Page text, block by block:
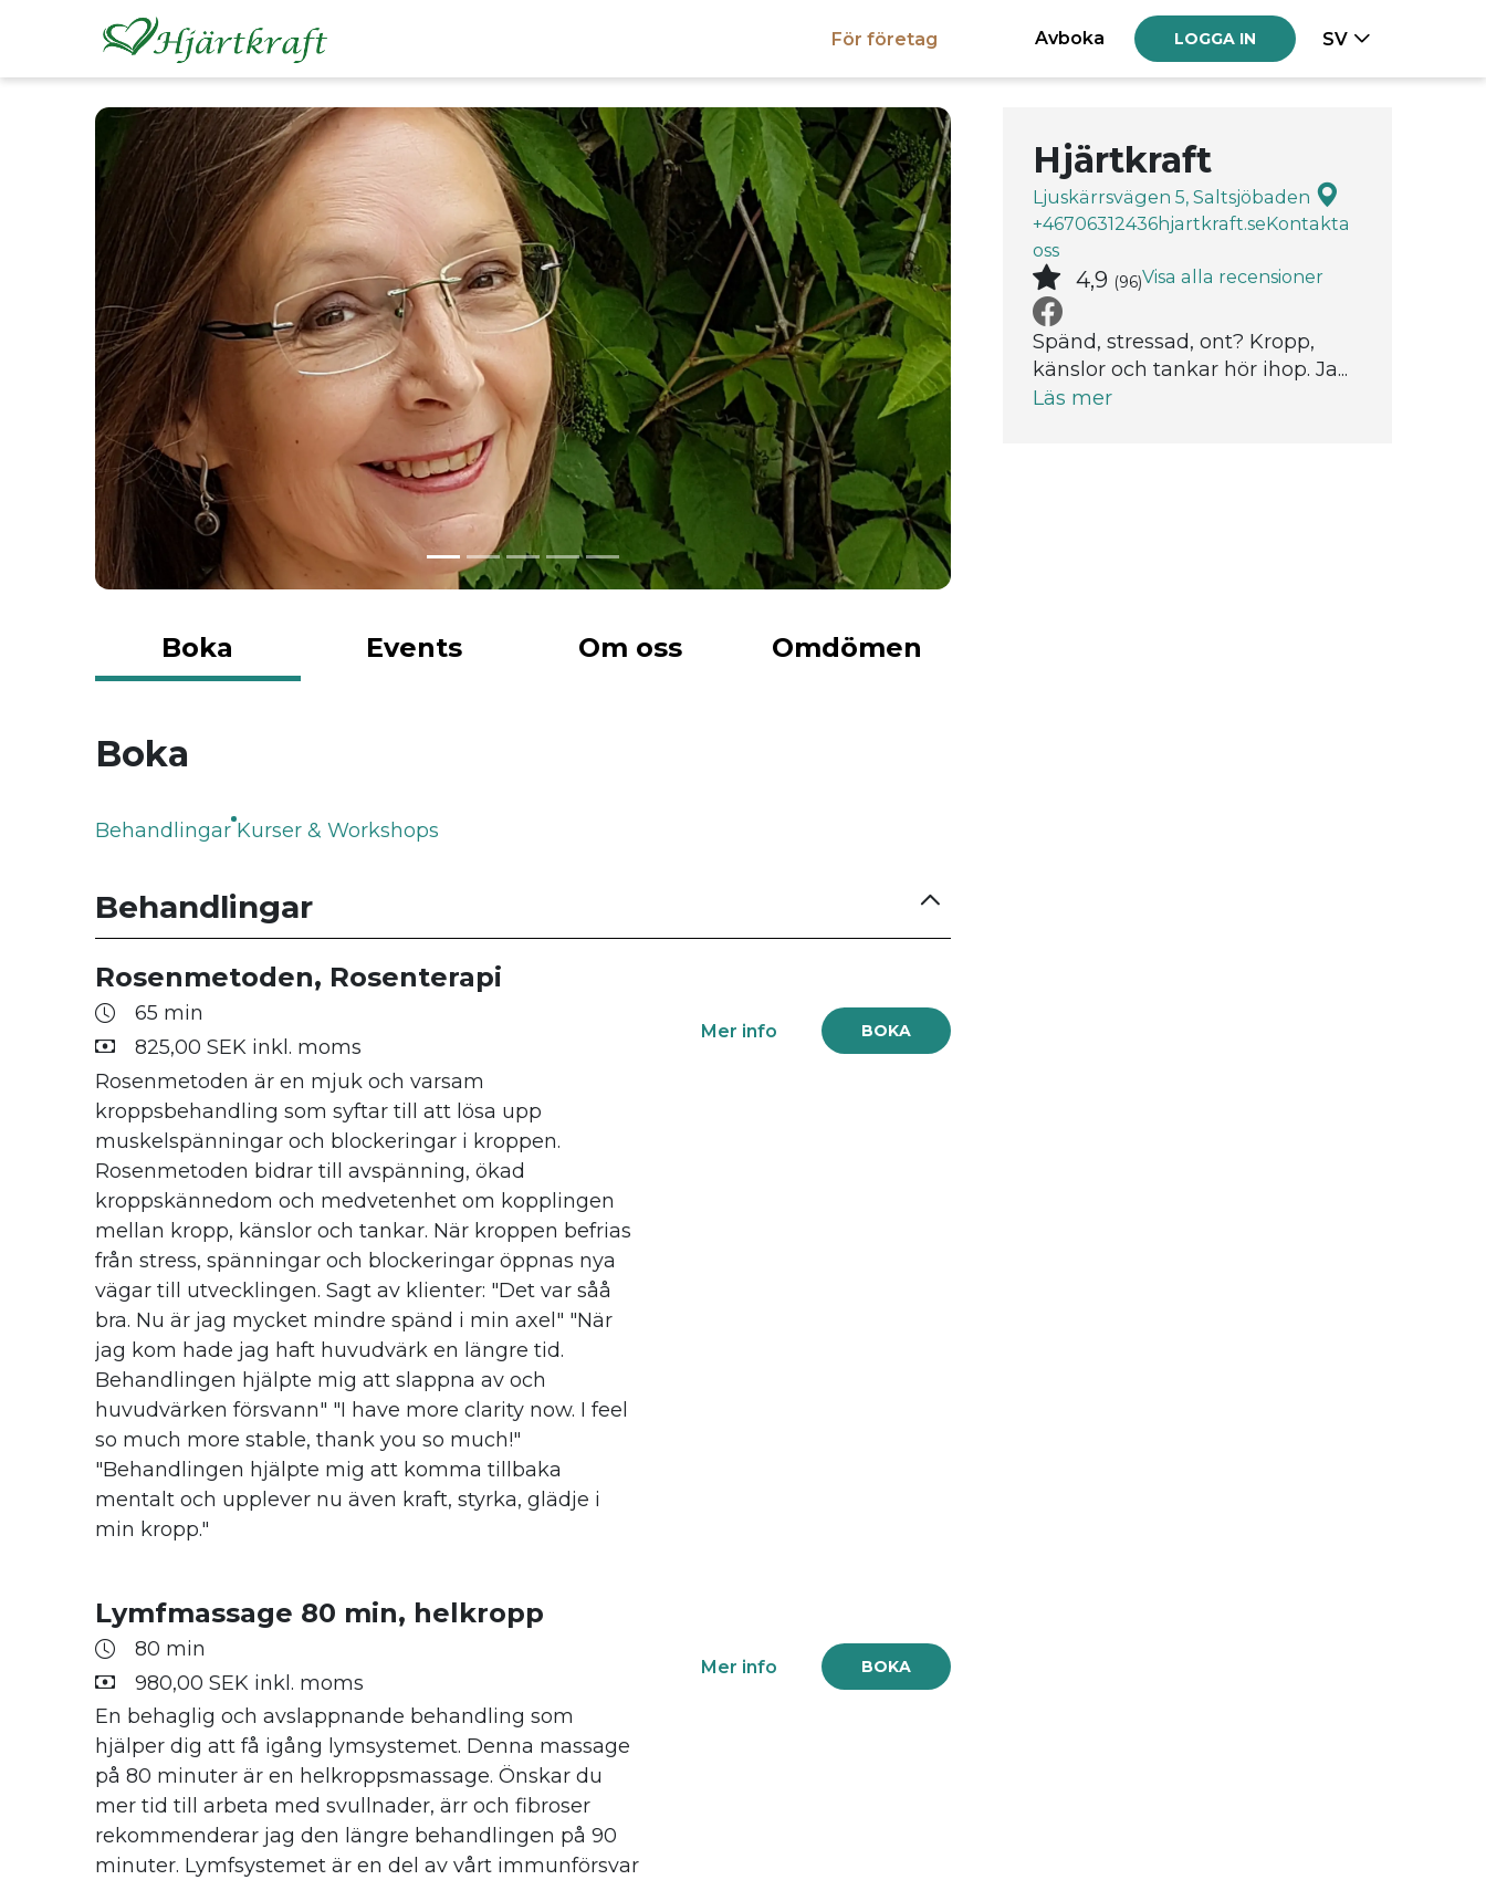
För företag Avboka LOGGA IN SV
Hjärtkraft
Ljuskärrsvägen 5, Saltsjöbaden
+46706312436hjartkraft.seKontakta
oss
4,9 (96)Visa alla recensioner
Spänd, stressad, ont? Kropp,
känslor och tankar hör ihop. Ja...
Läs mer
Boka Events Om oss Omdömen
Boka
Behandlingar Kurser & Workshops
Behandlingar
Rosenmetoden, Rosenterapi
65 min
825,00 SEK inkl. moms
Rosenmetoden är en mjuk och varsam
kroppsbehandling som syftar till att lösa upp
muskelspänningar och blockeringar i kroppen.
Rosenmetoden bidrar till avspänning, ökad
kroppskännedom och medvetenhet om kopplingen
mellan kropp, känslor och tankar. När kroppen befrias
från stress, spänningar och blockeringar öppnas nya
vägar till utvecklingen. Sagt av klienter: "Det var såå
bra. Nu är jag mycket mindre spänd i min axel" "När
jag kom hade jag haft huvudvärk en längre tid.
Behandlingen hjälpte mig att slappna av och
huvudvärken försvann" "I have more clarity now. I feel
so much more stable, thank you so much!"
"Behandlingen hjälpte mig att komma tillbaka
mentalt och upplever nu även kraft, styrka, glädje i
min kropp."
BOKA
Mer info
Lymfmassage 80 min, helkropp
80 min
980,00 SEK inkl. moms
En behaglig och avslappnande behandling som
hjälper dig att få igång lymsystemet. Denna massage
på 80 minuter är en helkroppsmassage. Önskar du
mer tid till arbeta med svullnader, ärr och fibroser
rekommenderar jag den längre behandlingen på 90
minuter. Lymfsystemet är en del av vårt immunförsvar
BOKA
Mer info